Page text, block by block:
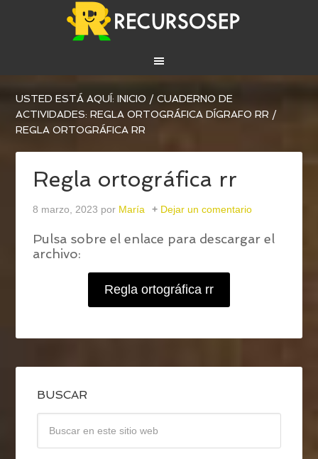
USTED ESTÁ AQUÍ:INICIO / CUADERNO DE
ACTIVIDADES: REGLA ORTOGRÁFICA DÍGRAFO RR /
REGLA ORTOGRÁFICA RR
Regla ortográfica rr
8 marzo, 2023 por María Dejar un comentario
Pulsa sobre el enlace para descargar el
archivo:
Regla ortográfica rr
BUSCAR